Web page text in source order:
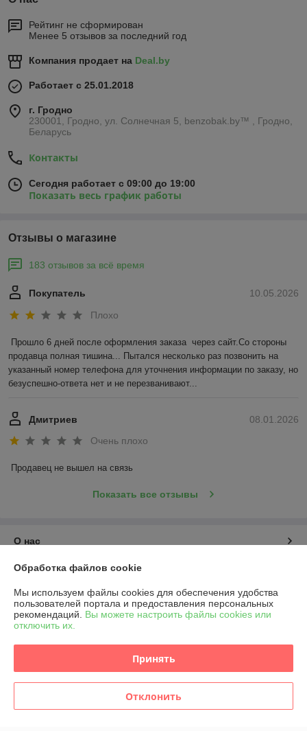
Рейтинг не сформирован
Менее 5 отзывов за последний год
Компания продает на Deal.by
Работает с 25.01.2018
г. Гродно
230001, Гродно, ул. Солнечная 5, benzobak.by™ , Гродно,
Беларусь
Контакты
Сегодня работает с 09:00 до 19:00
Показать весь график работы
Отзывы о магазине
183 отзывов за всё время
10.05.2026
Покупатель
Плохо
Прошло 6 дней после оформления заказа  через сайт.Со стороны
продавца полная тишина... Пытался несколько раз позвонить на
указанный номер телефона для уточнения информации по заказу, но
безуспешно-ответа нет и не перезванивают...
08.01.2026
Дмитриев
Очень плохо
Продавец не вышел на связь
Показать все отзывы
О нас
Контакты
Доставка и оплата
Полная версия сайта
Политика обработки cookies
Обработка файлов cookie
Мы используем файлы cookies для обеспечения удобства
пользователей портала и предоставления персональных
рекомендаций. Вы можете настроить файлы cookies или
отключить их.
Принять
Отклонить